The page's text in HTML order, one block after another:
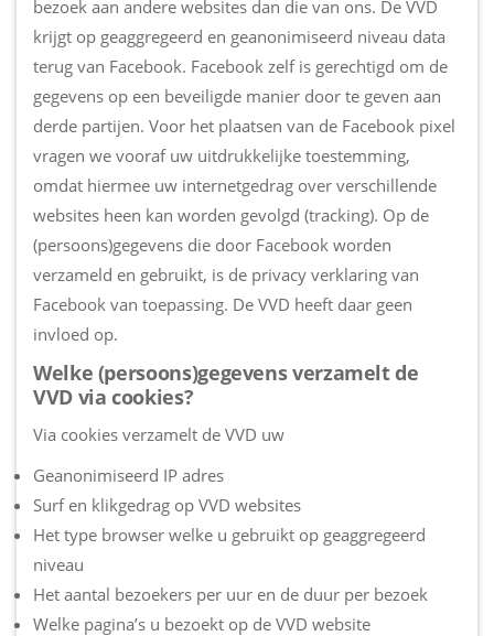
bezoek aan andere websites dan die van ons. De VVD
krijgt op geaggregeerd en geanonimiseerd niveau data
terug van Facebook. Facebook zelf is gerechtigd om de
gegevens op een beveiligde manier door te geven aan
derde partijen. Voor het plaatsen van de Facebook pixel
vragen we vooraf uw uitdrukkelijke toestemming,
omdat hiermee uw internetgedrag over verschillende
websites heen kan worden gevolgd (tracking). Op de
(persoons)gegevens die door Facebook worden
verzameld en gebruikt, is de privacy verklaring van
Facebook van toepassing. De VVD heeft daar geen
invloed op.
Welke (persoons)gegevens verzamelt de
VVD via cookies?
Via cookies verzamelt de VVD uw
Geanonimiseerd IP adres
Surf en klikgedrag op VVD websites
Het type browser welke u gebruikt op geaggregeerd
niveau
Het aantal bezoekers per uur en de duur per bezoek
Welke pagina’s u bezoekt op de VVD website